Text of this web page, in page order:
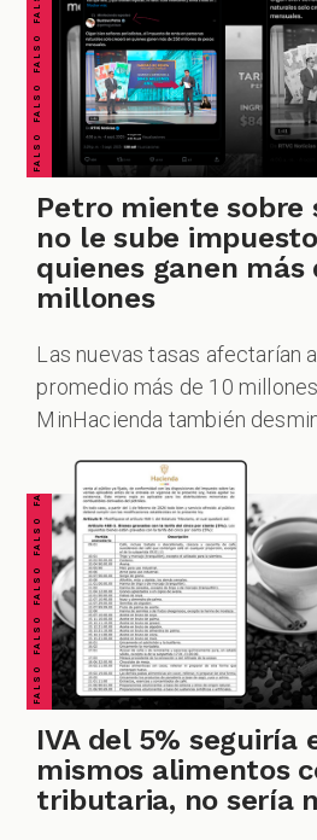
Petro miente
no le sube
quienes ganen más
millones
Las nuevas tasas afectarían
promedio más de 10
MinHacienda también
FALSO FALSO FALSO FALSO FALSO FALSO FALSO
IVA del 5% seguiría
mismos alimentos
tributaria, no sería